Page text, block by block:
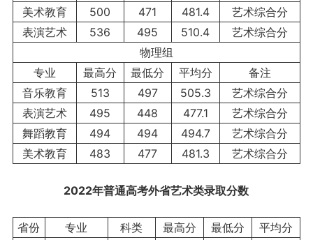
美术教育
500 471 481.4
艺术综合分
表演艺术
536 495 510.4
艺术综合分
物理组
专业
最高分 最低分 平均分
备注
音乐教育
513 497 505.3
艺术综合分
表演艺术
495 448 477.1
艺术综合分
舞蹈教育
494 494 494.7
艺术综合分
美术教育
483 477 481.3 艺术综合分
2022年普通高考外省艺术类录取分数
省份 专业 科类 最高分 最低分 平均分